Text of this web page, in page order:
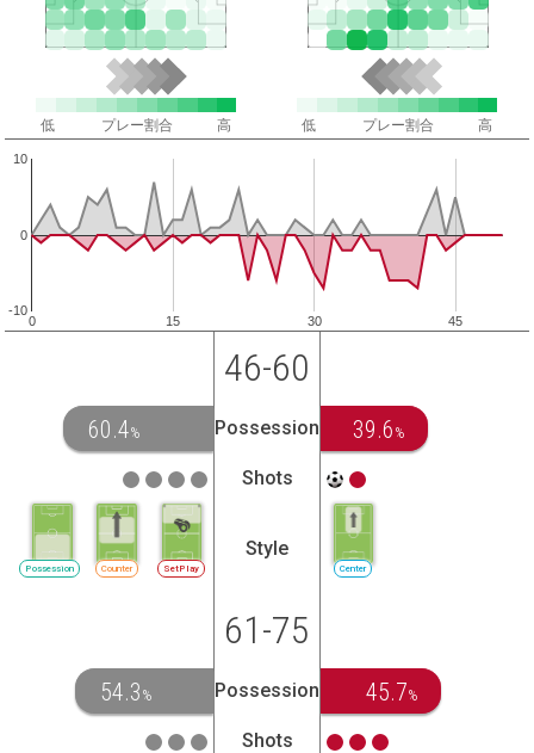
低 プレー割合 高 低 プレー割合 高
0 15 30 45
-10
0
10
46-60
60.4% Possession 39.6 %
Shots
SetPlay
Counter
Possession
Style
Center
61-75
54.3 % Possession 45.7%
Shots